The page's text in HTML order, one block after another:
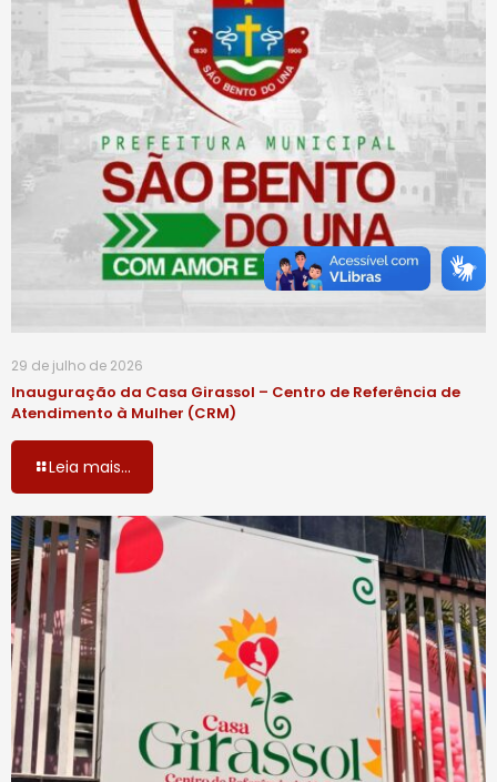
29 de julho de 2026
Inauguração da Casa Girassol – Centro de Referência de
Atendimento à Mulher (CRM)
Leia mais...